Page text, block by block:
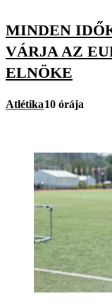
MINDEN
VÁRJA AZ
ELNÖKE
Atlétika10 órája